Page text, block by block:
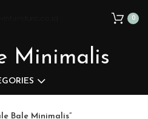
0
Minimalis
Bale Minimalis”